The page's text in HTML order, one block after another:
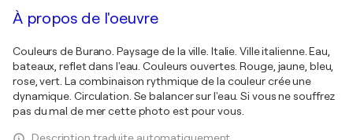
À propos de l'oeuvre
Couleurs de Burano. Paysage de la ville. Italie. Ville italienne. Eau,
bateaux, reflet dans l'eau. Couleurs ouvertes. Rouge, jaune, bleu,
rose, vert. La combinaison rythmique de la couleur crée une
dynamique. Circulation. Se balancer sur l'eau. Si vous ne souffrez
pas du mal de mer cette photo est pour vous.